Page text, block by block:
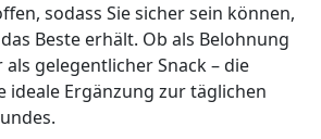
sodass Sie sicher sein können,
Beste erhält. Ob als Belohnung
gelegentlicher Snack – die
ideale Ergänzung zur täglichen